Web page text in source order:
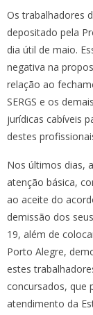
Os trabalhadores
depositado pela
dia útil de maio.
negativa na
relação ao
SERGS e os
jurídicas cabíveis
destes
Nos últimos dias,
atenção básica,
ao aceite do
demissão dos
19, além de
Porto Alegre,
estes
concursados, que
atendimento da